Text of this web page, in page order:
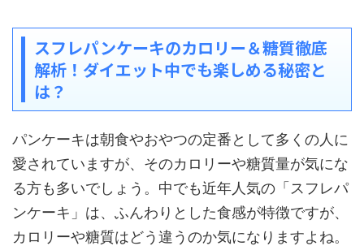
スフレパンケーキのカロリー＆糖質徹底
解析！ダイエット中でも楽しめる秘密と
は？
パンケーキは朝食やおやつの定番として多くの人に
愛されていますが、そのカロリーや糖質量が気にな
る方も多いでしょう。中でも近年人気の「スフレパ
ンケーキ」は、ふんわりとした食感が特徴ですが、
カロリーや糖質はどう違うのか気になりますよね。